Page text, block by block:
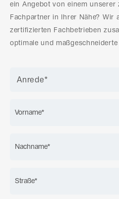
ein Angebot von einem unserer
Fachpartner in Ihrer Nähe? Wir
zertifizierten Fachbetrieben
optimale und